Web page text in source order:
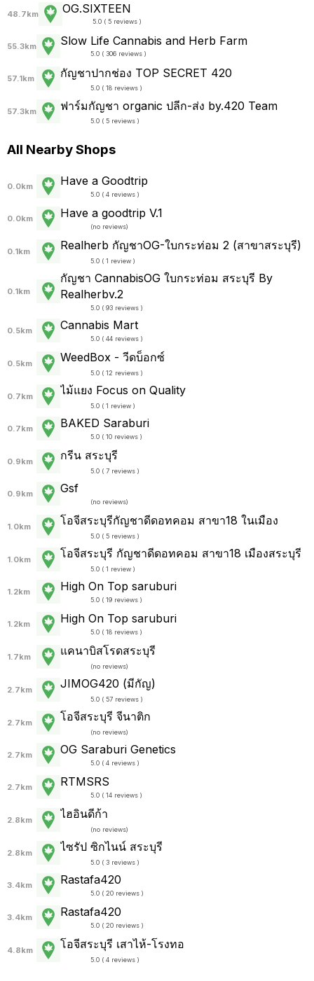
48.7km OG.SIXTEEN
5.0 ( 5 reviews )
55.3km Slow Life Cannabis and Herb Farm
5.0 ( 306 reviews )
57.1km กัญชาปากช่อง TOP SECRET 420
5.0 ( 18 reviews )
57.3km ฟาร์มกัญชา organic ปลีก-ส่ง by.420 Team
5.0 ( 5 reviews )
All Nearby Shops
0.0km Have a Goodtrip
5.0 ( 4 reviews )
0.0km Have a goodtrip V.1
(no reviews)
0.1km Realherb กัญชาOG-ใบกระท่อม 2 (สาขาสระบุรี)
5.0 ( 1 review )
0.1km
กัญชา CannabisOG ใบกระท่อม สระบุรี By
Realherbv.2
5.0 ( 93 reviews )
0.5km Cannabis Mart
5.0 ( 44 reviews )
0.5km WeedBox - วีดบ็อกซ์
5.0 ( 12 reviews )
0.7km ไม้แยง Focus on Quality
5.0 ( 1 review )
0.7km BAKED Saraburi
5.0 ( 10 reviews )
0.9km กรีน สระบุรี
5.0 ( 7 reviews )
0.9km Gsf
(no reviews)
1.0km โอจีสระบุรีกัญชาดีดอทคอม สาขา18 ในเมือง
5.0 ( 5 reviews )
1.0km โอจีสระบุรี กัญชาดีดอทคอม สาขา18 เมืองสระบุรี
5.0 ( 1 review )
1.2km High On Top saruburi
5.0 ( 19 reviews )
1.2km High On Top saruburi
5.0 ( 18 reviews )
1.7km แคนาบิสโรดสระบุรี
(no reviews)
2.7km JIMOG420 (มีกัญ)
5.0 ( 57 reviews )
2.7km โอจีสระบุรี จีนาติก
(no reviews)
2.7km OG Saraburi Genetics
5.0 ( 4 reviews )
2.7km RTMSRS
5.0 ( 14 reviews )
2.8km ไฮอินดีก้า
(no reviews)
2.8km ไซรัป ซิกไนน์ สระบุรี
5.0 ( 3 reviews )
3.4km Rastafa420
5.0 ( 20 reviews )
3.4km Rastafa420
5.0 ( 20 reviews )
4.8km โอจีสระบุรี เสาไห้-โรงทอ
5.0 ( 4 reviews )